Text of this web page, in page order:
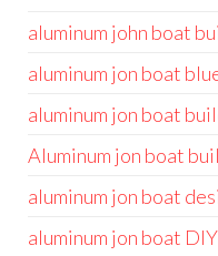
aluminum john boat
aluminum jon boat
aluminum jon boat
Aluminum jon boat
aluminum jon boat
aluminum jon boat